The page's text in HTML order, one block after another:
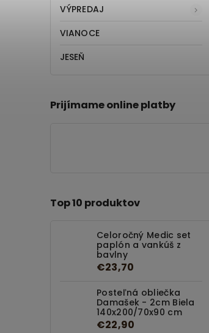
VÝPREDAJ
VIANOCE
JESEŇ
Prijímame online platby
Top 10 produktov
Celoročný Medic set
paplón a vankúš z
bavlny
€23,70
Posteľná obliečka
Damašek - 2cm Biela
140x200/70x90 cm
€22,90